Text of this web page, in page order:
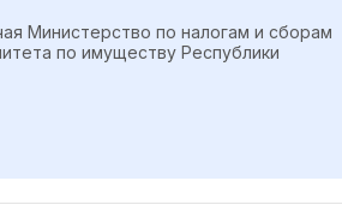
Министерство по налогам и сборам
по имуществу Республики